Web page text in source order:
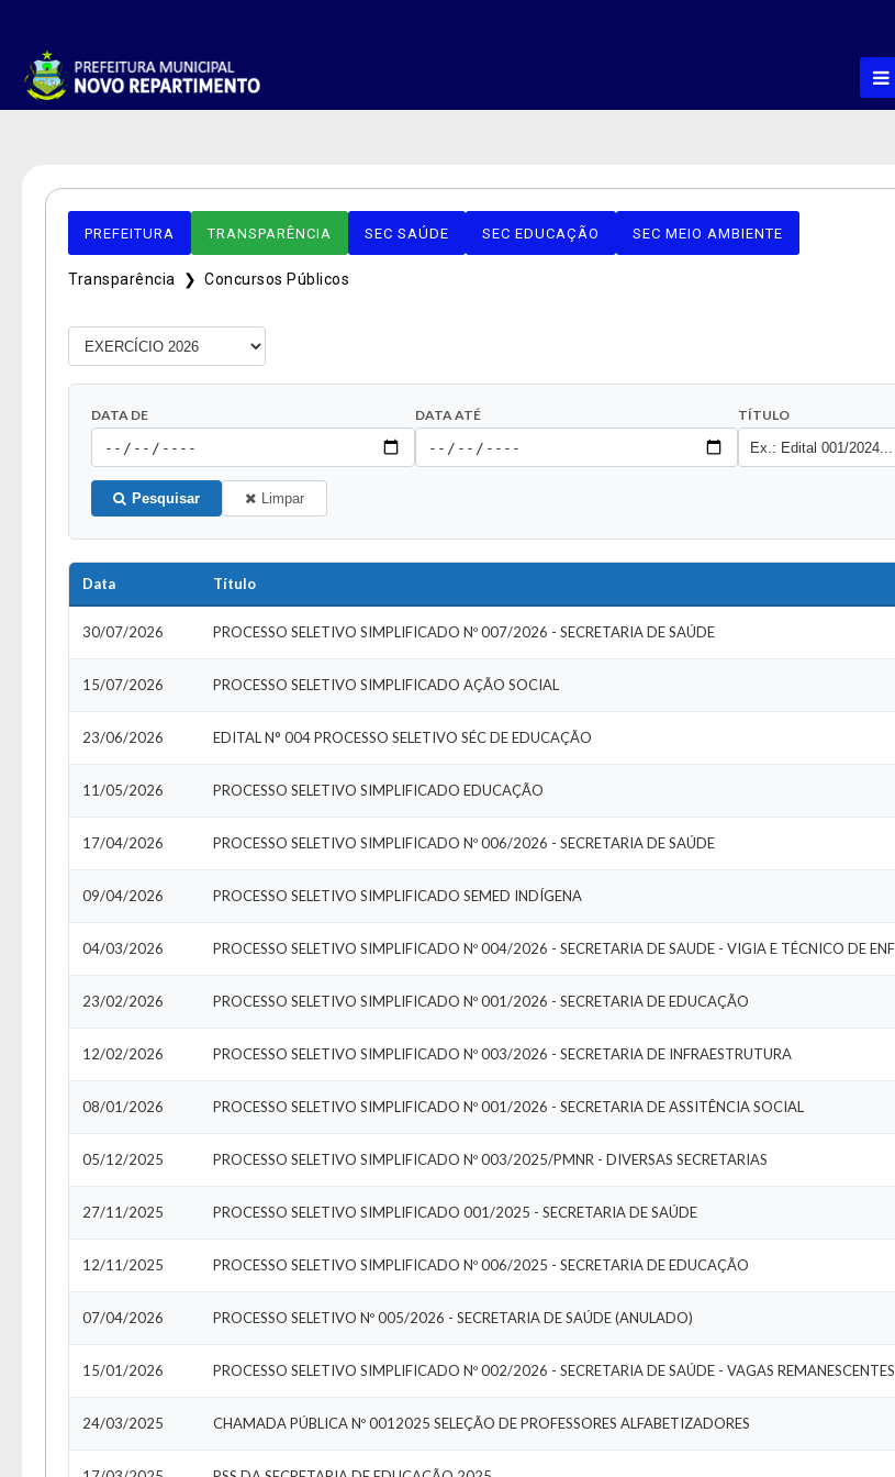
PREFEITURA TRANSPARÊNCIA SEC SAÚDE SEC EDUCAÇÃO SEC MEIO AMBIENTE
Transparência ❯ Concursos Públicos
DATA DE DATA ATÉ TÍTULO
Pesquisar Limpar
Data Título
30/07/2026 PROCESSO SELETIVO SIMPLIFICADO Nº 007/2026 - SECRETARIA DE SAÚDE
15/07/2026 PROCESSO SELETIVO SIMPLIFICADO AÇÃO SOCIAL
23/06/2026 EDITAL N° 004 PROCESSO SELETIVO SÉC DE EDUCAÇÃO
11/05/2026 PROCESSO SELETIVO SIMPLIFICADO EDUCAÇÃO
17/04/2026 PROCESSO SELETIVO SIMPLIFICADO Nº 006/2026 - SECRETARIA DE SAÚDE
09/04/2026 PROCESSO SELETIVO SIMPLIFICADO SEMED INDÍGENA
04/03/2026
23/02/2026 PROCESSO SELETIVO SIMPLIFICADO Nº 001/2026 - SECRETARIA DE EDUCAÇÃO
12/02/2026 PROCESSO SELETIVO SIMPLIFICADO Nº 003/2026 - SECRETARIA DE INFRAESTRUTURA
08/01/2026 PROCESSO SELETIVO SIMPLIFICADO Nº 001/2026 - SECRETARIA DE ASSITÊNCIA SOCIAL
05/12/2025 PROCESSO SELETIVO SIMPLIFICADO Nº 003/2025/PMNR - DIVERSAS SECRETARIAS
27/11/2025 PROCESSO SELETIVO SIMPLIFICADO 001/2025 - SECRETARIA DE SAÚDE
12/11/2025 PROCESSO SELETIVO SIMPLIFICADO Nº 006/2025 - SECRETARIA DE EDUCAÇÃO
07/04/2026 PROCESSO SELETIVO Nº 005/2026 - SECRETARIA DE SAÚDE (ANULADO)
15/01/2026 PROCESSO SELETIVO SIMPLIFICADO Nº 002/2026 - SECRETARIA DE SAÚDE - VAGAS REMANESCENTES
24/03/2025 CHAMADA PÚBLICA Nº 0012025 SELEÇÃO DE PROFESSORES ALFABETIZADORES